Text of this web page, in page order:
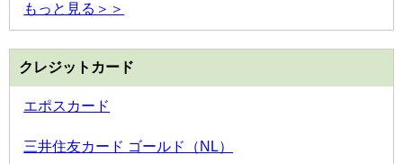
もっと見る＞＞
クレジットカード
エポスカード
三井住友カード ゴールド（NL）